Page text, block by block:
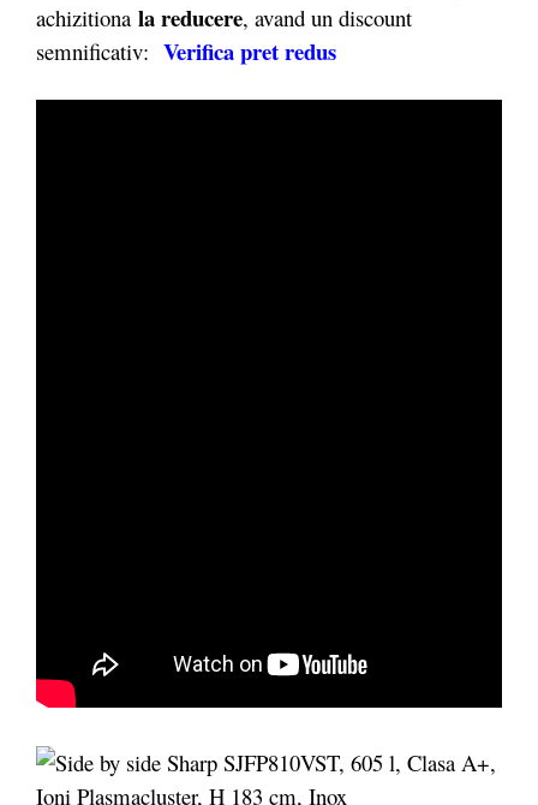
achizitiona la reducere, avand un discount
semnificativ: Verifica pret redus